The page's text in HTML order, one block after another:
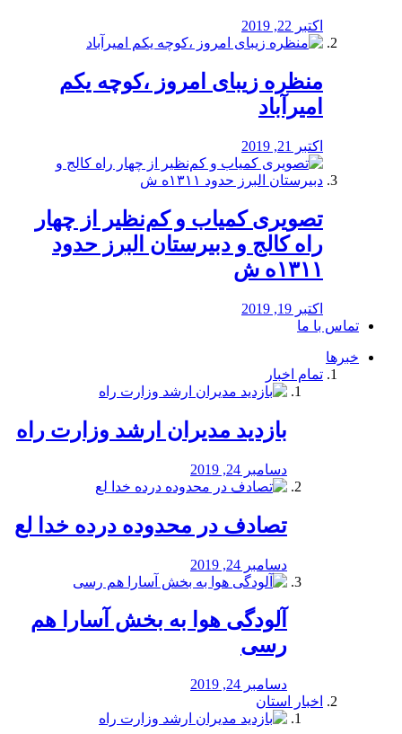
اکتبر 22, 2019
منظره‌‌ زیبای امروز ،کوچه یکم
امیرآباد
اکتبر 21, 2019
️تصویری کمیاب و کم‌نظیر از چهار
راه كالج و دبيرستان البرز حدود
۱۳۱۱ه ش
اکتبر 19, 2019
تماس با ما
خبرها
تمام اخبار
بازدید مدیران ارشد وزارت راه
دسامبر 24, 2019
تصادف در محدوده درده خدا لع
دسامبر 24, 2019
آلودگی هوا به بخش آسارا هم
رسی
دسامبر 24, 2019
اخبار استان